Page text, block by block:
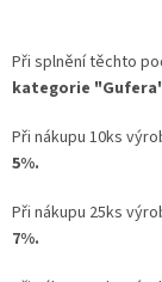
Při splnění těchto
kategorie
Při nákupu 10ks
5%.
Při nákupu 25ks
7%.